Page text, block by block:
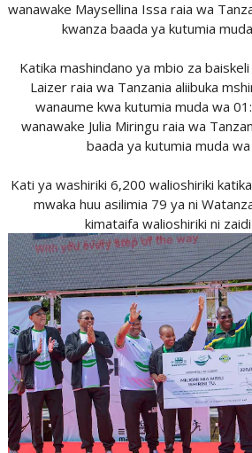
wanawake Maysellina Issa raia wa
kwanza baada ya kutumia
Katika mashindano ya mbio za
Laizer raia wa Tanzania aliibuka
wanaume kwa kutumia muda wa
wanawake Julia Miringu raia wa
baada ya kutumia muda
Kati ya washiriki 6,200 walioshiriki
mwaka huu asilimia 79 ya ni
kimataifa walioshiriki ni